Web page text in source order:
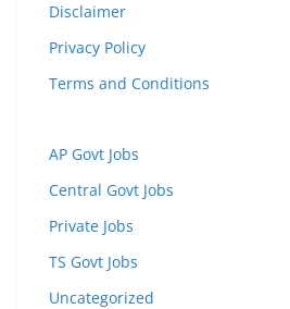
Disclaimer
Privacy Policy
Terms and Conditions
AP Govt Jobs
Central Govt Jobs
Private Jobs
TS Govt Jobs
Uncategorized